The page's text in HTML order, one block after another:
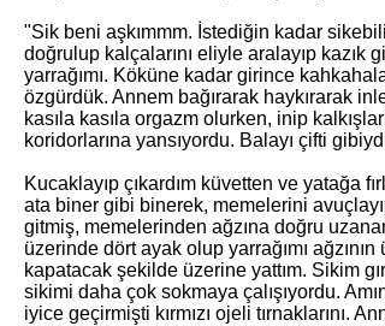
"Sik beni aşkımmm. İstediğin kadar
doğrulup kalçalarını eliyle aralayıp
yarrağımı. Köküne kadar girince
özgürdük. Annem bağırarak haykırarak
kasıla kasıla orgazm olurken, inip
koridorlarına yansıyordu. Balayı çifti
Kucaklayıp çıkardım küvetten ve yatağa
ata biner gibi binerek, memelerini
gitmiş, memelerinden ağzına doğru
üzerinde dört ayak olup yarrağımı
kapatacak şekilde üzerine yattım. Sikim
sikimi daha çok sokmaya çalışıyordu.
iyice geçirmişti kırmızı ojeli tırnaklarını.